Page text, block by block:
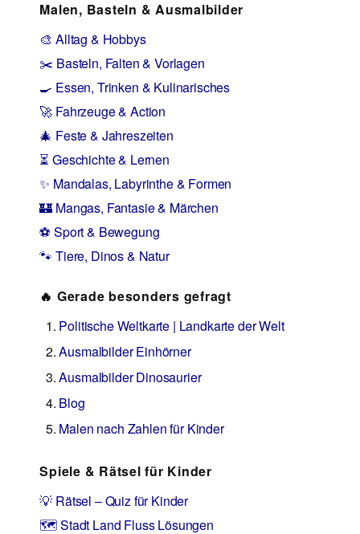
Malen, Basteln & Ausmalbilder
🎨 Alltag & Hobbys
✂️ Basteln, Falten & Vorlagen
🍳 Essen, Trinken & Kulinarisches
🚀 Fahrzeuge & Action
🎄 Feste & Jahreszeiten
⏳ Geschichte & Lernen
✨ Mandalas, Labyrinthe & Formen
🏰 Mangas, Fantasie & Märchen
⚽ Sport & Bewegung
🐾 Tiere, Dinos & Natur
🔥 Gerade besonders gefragt
Politische Weltkarte | Landkarte der Welt
Ausmalbilder Einhörner
Ausmalbilder Dinosaurier
Blog
Malen nach Zahlen für Kinder
Spiele & Rätsel für Kinder
💡 Rätsel – Quiz für Kinder
🗺️ Stadt Land Fluss Lösungen